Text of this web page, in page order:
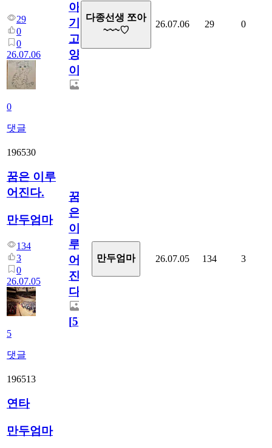
29
0
0
26.07.06
0
댓글
아
기
고
양
이
다종선생 쪼아
~~~♡
26.07.06 29 0
196530
꿈은 이루
어진다.
만두엄마
134
3
0
26.07.05
5
댓글
꿈
은
이
루
어
진
다.
[5]
만두엄마 26.07.05 134 3
196513
연타
만두엄마